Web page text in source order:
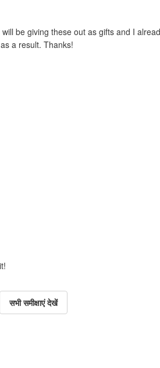
be giving these out as gifts and I
a result. Thanks!
सभी समीक्षाएं देखें